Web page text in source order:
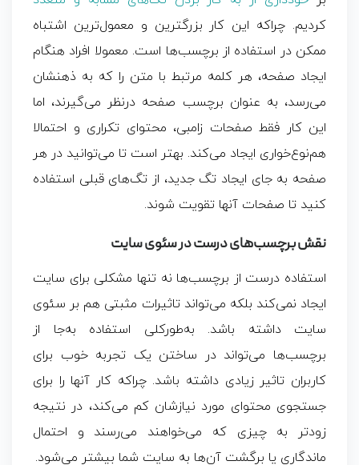
کردیم. چراکه این کار بزرگترین و معمول‌ترین اشتباه
ممکن در استفاده از برچسب‌ها است. معمولا افراد هنگام
ایجاد صفحه، هر کلمه مرتبط با متن را که به ذهنشان
می‌رسد، به‌ عنوان برچسب صفحه درنظر می‌گیرند، اما
این کار فقط صفحات زامبی، محتوای تکراری و احتمالا
هم‌نوع‌خواری ایجاد می‌کند. بهتر است تا می‌توانید در هر
صفحه به جای ایجاد تگ جدید، از تگ‌های قبلی استفاده
کنید تا صفحات آنها تقویت شوند.
نقش برچسب‌های درست در سئوی سایت
استفاده درست از برچسب‌ها نه ‌تنها مشکلی برای سایت
ایجاد نمی‌کند بلکه می‌تواند تاثیرات مثبتی هم بر سئوی
سایت داشته باشد. به‌طورکلی استفاده به‌جا از
برچسب‌ها می‌تواند در ساختن یک تجربه خوب برای
کاربران تاثیر زیادی داشته باشد. چراکه کار آنها را برای
جستجوی محتوای مورد نیازشان کم می‌کند، در نتیجه
زودتر به چیزی که می‌خواهند می‌رسند و احتمال
ماندگاری یا برگشت آن‌ها به سایت شما بیشتر می‌شود.